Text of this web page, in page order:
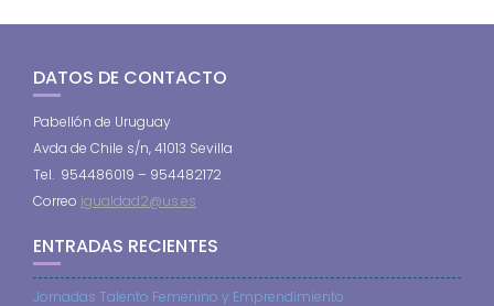
DATOS DE CONTACTO
Pabellón de Uruguay
Avda de Chile s/n, 41013 Sevilla
Tel. 954486019 – 954482172
Correo igualdad2@us.es
ENTRADAS RECIENTES
Jornadas Talento Femenino y Emprendimiento